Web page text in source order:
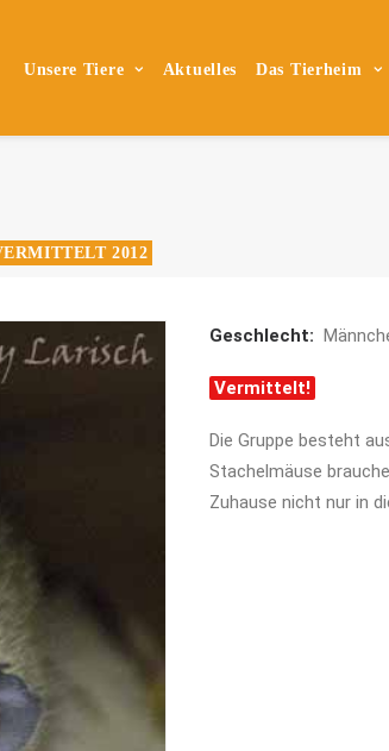
Unsere Tiere Aktuelles Das Tierheim
2012
Geschlecht:
Vermittelt!
Die Gruppe besteht
Stachelmäuse
Zuhause nicht nur in